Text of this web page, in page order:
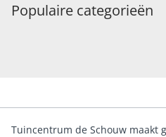
Populaire categorieën
Tuincentrum de Schouw maakt